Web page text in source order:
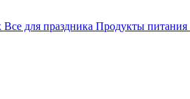
Все для праздника Продукты питания